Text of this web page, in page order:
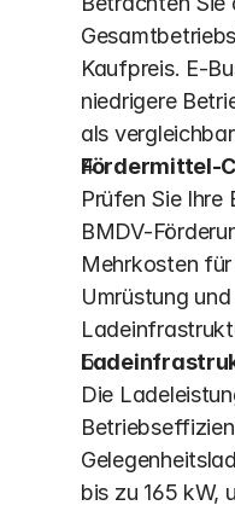
Kaufpreis. E-
niedrigere
als
Fördermittel-
Prüfen Sie Ihre
BMDV-
Mehrkosten
Umrüstung
Die
bis zu 165 kW,